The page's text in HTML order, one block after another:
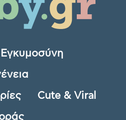
Εγκυμοσύνη
Cute & Viral